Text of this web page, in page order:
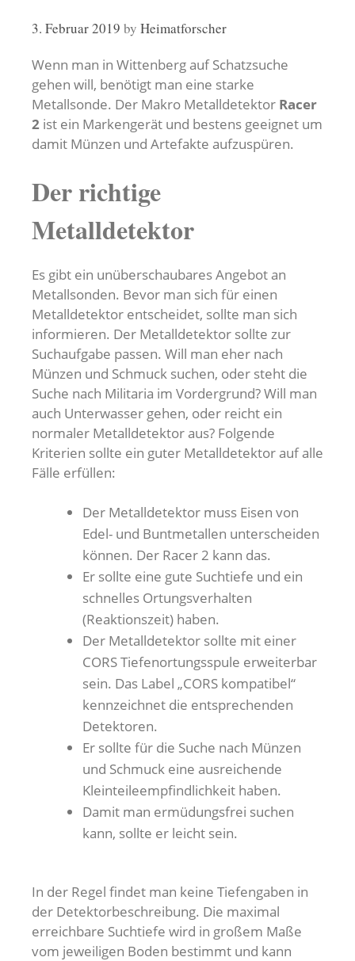
3. Februar 2019 by Heimatforscher
Wenn man in Wittenberg auf Schatzsuche
gehen will, benötigt man eine starke
Metallsonde. Der Makro Metalldetektor Racer
2 ist ein Markengerät und bestens geeignet um
damit Münzen und Artefakte aufzuspüren.
Der richtige
Metalldetektor
Es gibt ein unüberschaubares Angebot an
Metallsonden. Bevor man sich für einen
Metalldetektor entscheidet, sollte man sich
informieren. Der Metalldetektor sollte zur
Suchaufgabe passen. Will man eher nach
Münzen und Schmuck suchen, oder steht die
Suche nach Militaria im Vordergrund? Will man
auch Unterwasser gehen, oder reicht ein
normaler Metalldetektor aus? Folgende
Kriterien sollte ein guter Metalldetektor auf alle
Fälle erfüllen:
Der Metalldetektor muss Eisen von
Edel- und Buntmetallen unterscheiden
können. Der Racer 2 kann das.
Er sollte eine gute Suchtiefe und ein
schnelles Ortungsverhalten
(Reaktionszeit) haben.
Der Metalldetektor sollte mit einer
CORS Tiefenortungsspule erweiterbar
sein. Das Label „CORS kompatibel“
kennzeichnet die entsprechenden
Detektoren.
Er sollte für die Suche nach Münzen
und Schmuck eine ausreichende
Kleinteileempfindlichkeit haben.
Damit man ermüdungsfrei suchen
kann, sollte er leicht sein.
In der Regel findet man keine Tiefengaben in
der Detektorbeschreibung. Die maximal
erreichbare Suchtiefe wird in großem Maße
vom jeweiligen Boden bestimmt und kann